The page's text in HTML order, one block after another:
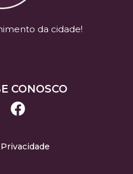
da cidade!
CONOSCO